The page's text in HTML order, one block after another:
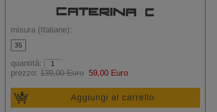
misura (Italiane):
35
quantità:
prezzo: 139,00 Euro59,00 Euro
Aggiungi al carrello